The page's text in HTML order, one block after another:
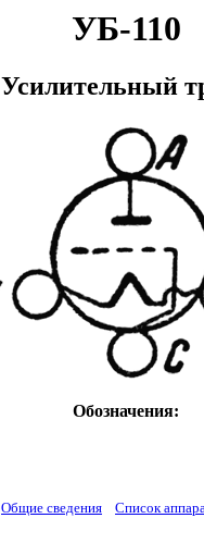
УБ-110
Усилительный
Обозначения:
Общие сведения Список